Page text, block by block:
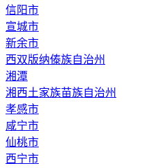
信阳市
宣城市
新余市
西双版纳傣族自治州
湘潭
湘西土家族苗族自治州
孝感市
咸宁市
仙桃市
西宁市